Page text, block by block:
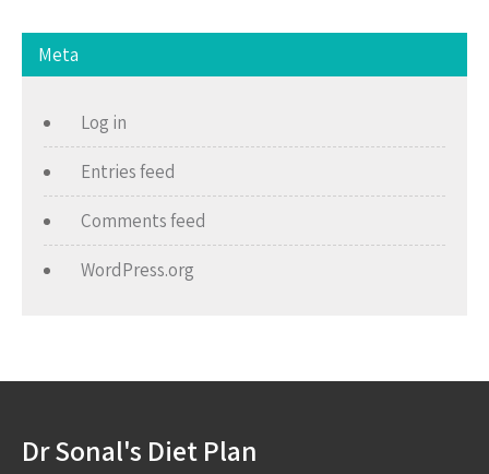
Meta
Log in
Entries feed
Comments feed
WordPress.org
Dr Sonal's Diet Plan